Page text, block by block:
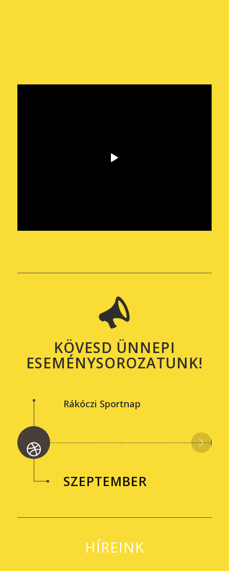
2RF ISKOLÁNK
KÖVESD ÜNNEPI
ESEMÉNYSOROZATUNK!
Rákóczi Sportnap
SZEPTEMBER
HÍREINK